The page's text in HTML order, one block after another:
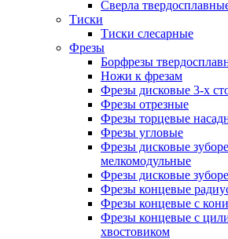
Сверла
Тиски
Тиски слесарные
Фрезы
Борфрезы
Ножи к фрезам
Фрезы дисковые 3-х
Фрезы отрезные
Фрезы торцевые
Фрезы угловые
Фрезы дисковые
мелкомодульные
Фрезы дисковые
Фрезы концевые
Фрезы концевые с
Фрезы концевые с
хвостовиком